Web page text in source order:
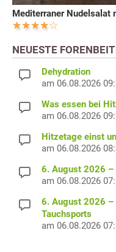
Mediterraner Nudelsalat
NEUESTE
Dehydration
am 06.08.2026
Was essen bei
am 06.08.2026
Hitzetage einst
am 06.08.2026
6. August 2026 –
am 06.08.2026
6. August 2026 –
Tauchsports
am 06.08.2026